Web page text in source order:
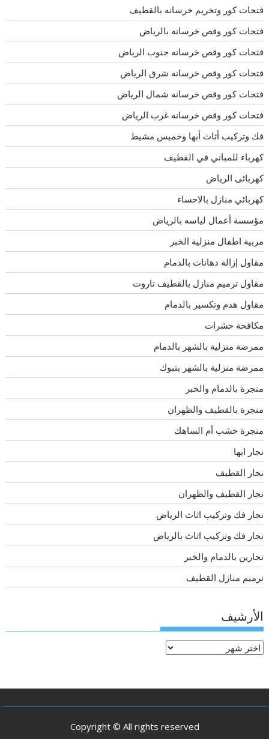
فتحات كور وتخريم خرسانه بالقطيف
فتحات كور وقص خرسانه بالرياض
فتحات كور وقص خرسانه جنوب الرياض
فتحات كور وقص خرسانه شرق الرياض
فتحات كور وقص خرسانه شمال الرياض
فتحات كور وقص خرسانه غرب الرياض
فك وتركيب أثاث أبها وخميس مشيط
كهرباء للمباني في القطيف
كهربائى الرياض
كهربائي منازل بالاحساء
مؤسسة أعمال لياسه بالرياض
مربية اطفال منزلية الخبر
مقاول إزالة دهانات بالدمام
مقاول ترميم منازل بالقطيف تاروت
مقاول هدم وتكسير بالدمام
مكافحة حشرات
ممرضة منزلية بالشهر بالدمام
ممرضة منزلية بالشهر بتبوك
منجرة بالدمام والخبر
منجرة بالقطيف والظهران
منجرة خشب أم الساهك
نجار ابها
نجار القطيف
نجار القطيف والظهران
نجار فك وتركيب اثاث الرياض
نجار فك وتركيب اثاث بالرياض
نجارين بالدمام والخبر
نرميم منازل القطيف
الأرشيف
الأرشيف
Copyright © All rights reserved